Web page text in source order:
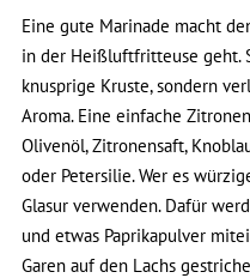
Eine gute Marinade macht
in der Heißluftfritteuse geht.
knusprige Kruste, sondern
Aroma. Eine einfache
Olivenöl, Zitronensaft,
oder Petersilie. Wer es
Glasur verwenden. Dafür
und etwas Paprikapulver
Garen auf den Lachs